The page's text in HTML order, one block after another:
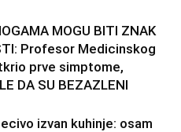
MOGU BITI ZNAK
Profesor Medicinskog
prve simptome,
DA SU BEZAZLENI
izvan kuhinje: osam